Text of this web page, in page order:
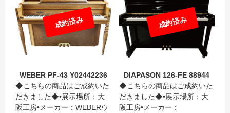
成約済み
WEBER PF-43 Y02442236
◆こちらの商品はご成約いた
だきました◆•展示場所：大
阪工房•メーカー：WEBERウ
成約済み
DIAPASON 126-FE 88944
◆こちらの商品はご成約いた
だきました◆•展示場所：大
阪工房•メーカー：